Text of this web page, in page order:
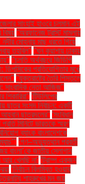
সাংহাই হাওরে চলমান এই
বিষয় ''অরফানেজ ট্রাস্ট মামলায়
মোহনায় মাছ ধরতে গিয়ে
তহবিল'' ''ঘন কুয়াশায় ঢাকায়
''চলতি অর্থবছরে জিডিপি
ডিপসিকের প্রতিযোগিতার মুখে
''যুক্তরাষ্ট্রে তৈরি পিস্তলে
সাংবাদিক নেতা আজিজ"
শিকারিরা'' 'টিউলিপের
ছাত্র সংসদ নির্বাচন: একটি
আহ্বান ছাত্রদলের'' 'সংবিধান
প্রতি মিনিটে ভারতকে স্মরণ
ব্যাংক বাংলাদেশকে
‘গণ–অভ্যুত্থান পরবর্তী
বাংলা’কে জাতীয় স্লোগান
আর খেলছি না’ ‘ট্রাম্প একজন
‘নির্বাচন বিলম্বিত হওয়ার
শাহরুখের মন জয়